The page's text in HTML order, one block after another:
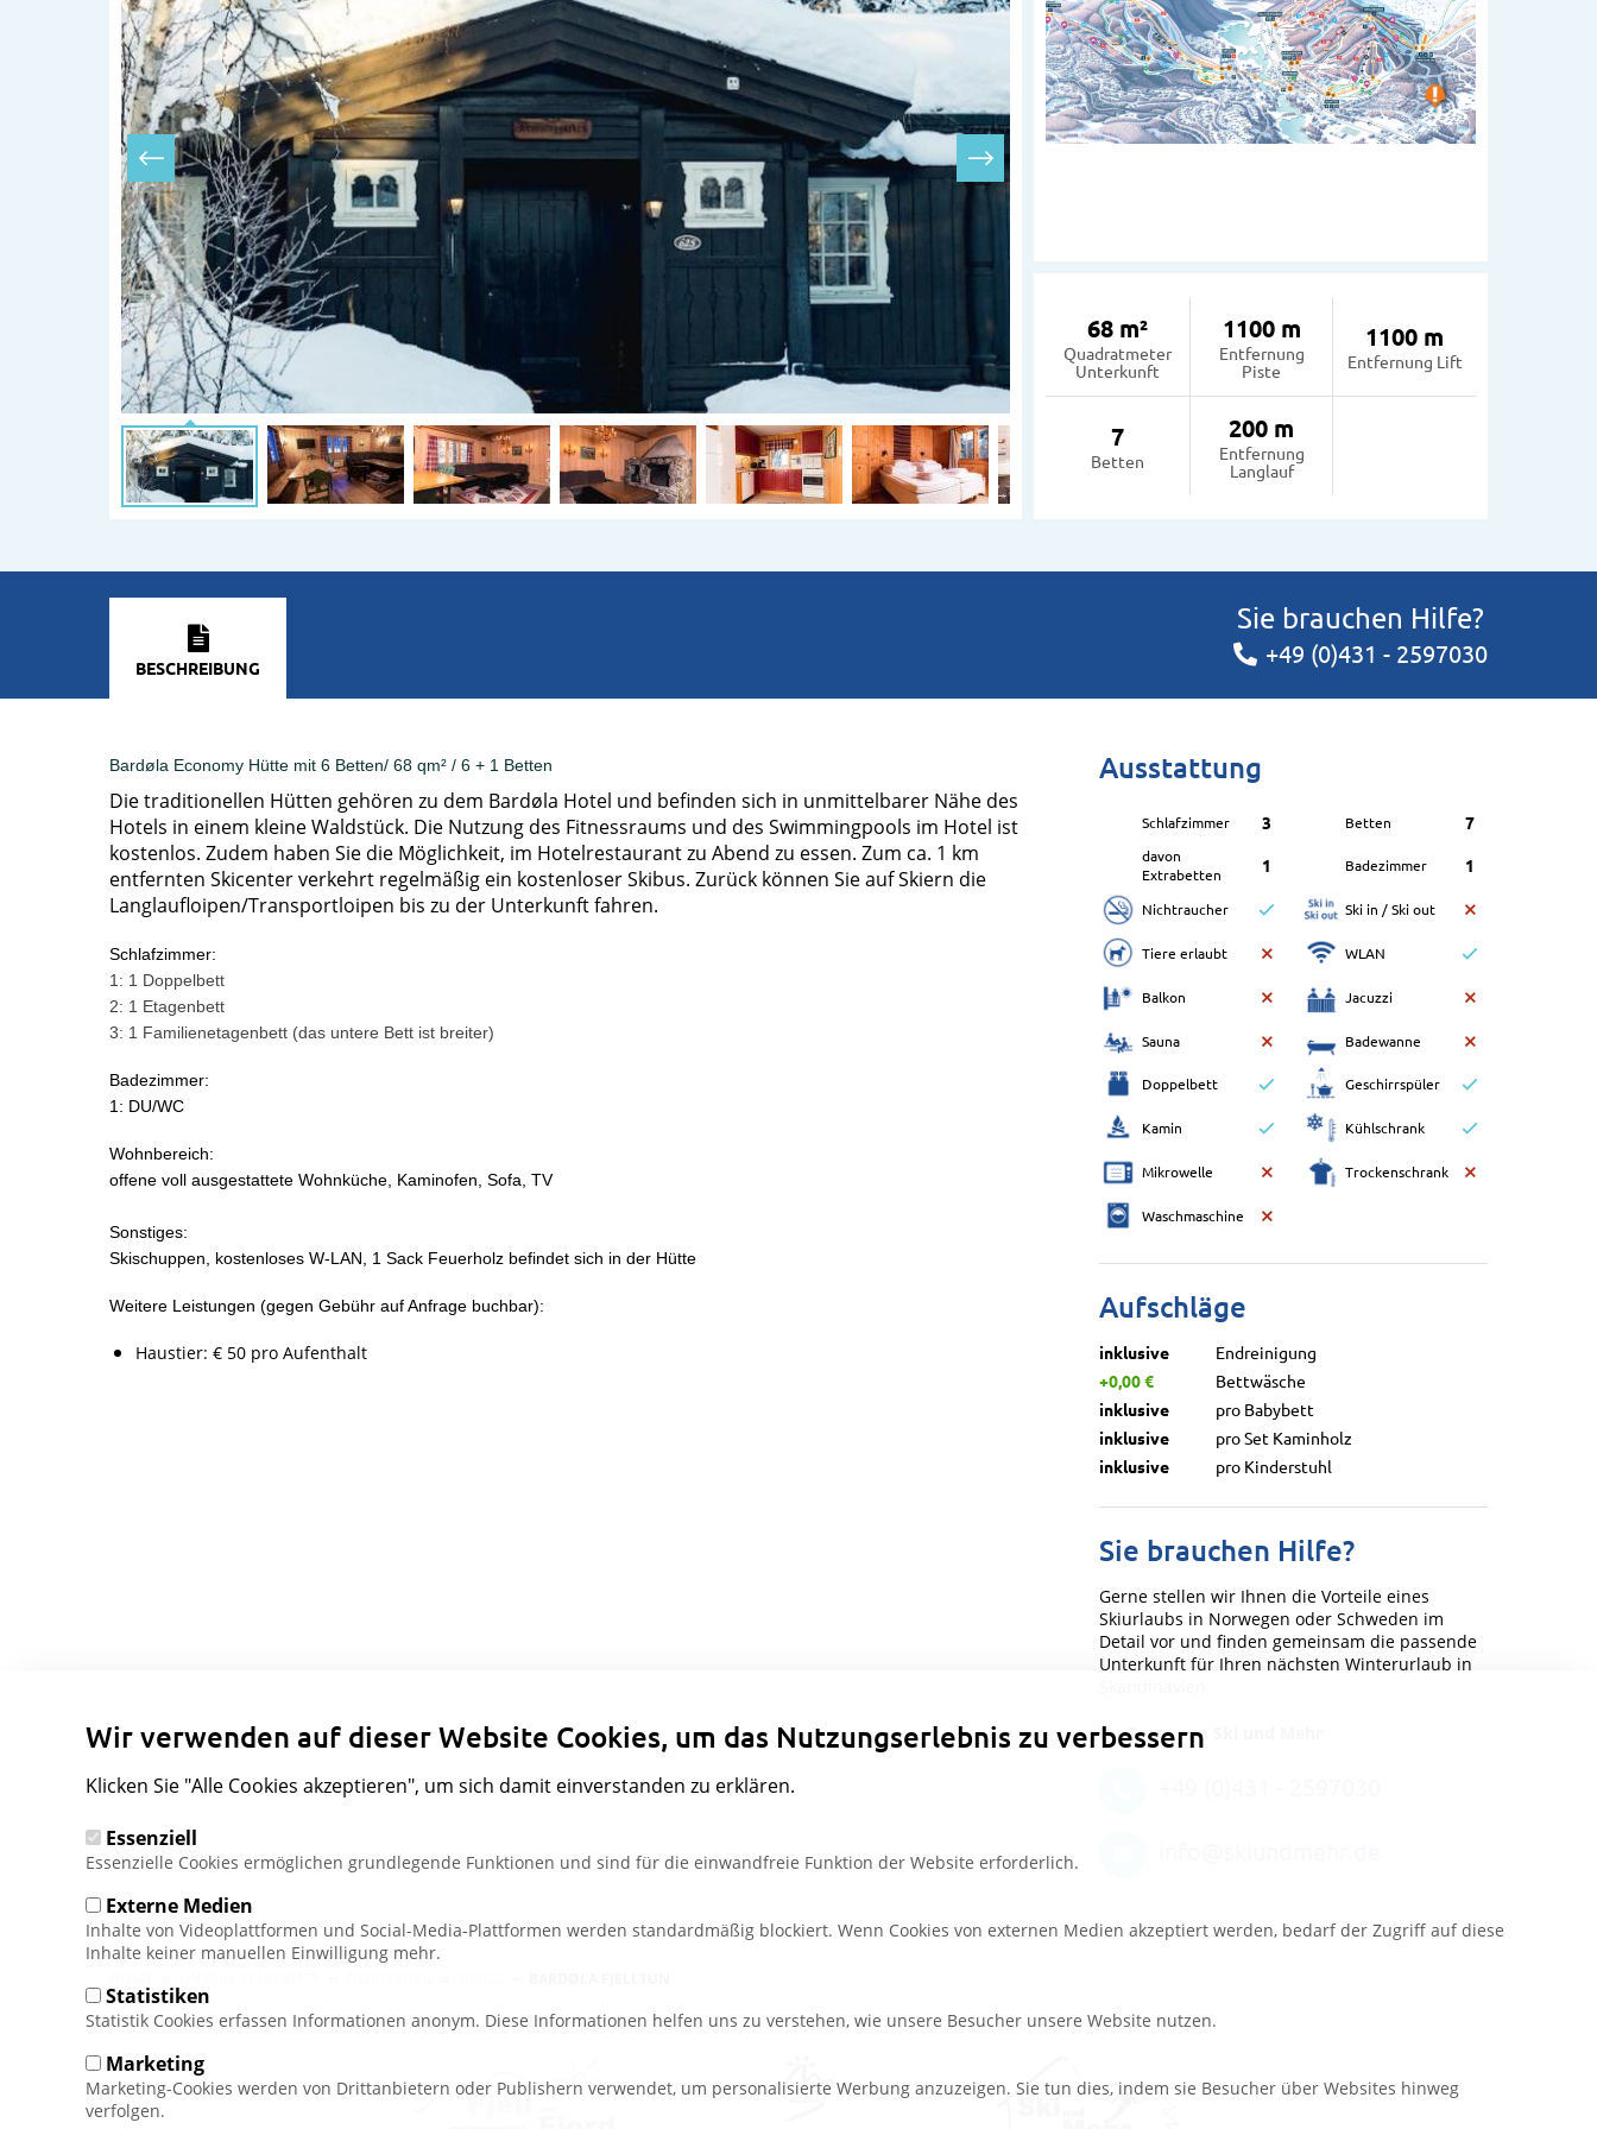
68 m²
Quadratmeter
Unterkunft
1100 m
Entfernung
Piste
1100 m
Entfernung Lift
7
Betten
200 m
Entfernung
Langlauf
BESCHREIBUNG
Sie brauchen Hilfe?
+49 (0)431 - 2597030
Bardøla Economy Hütte mit 6 Betten/ 68 qm² / 6 + 1 Betten
Die traditionellen Hütten gehören zu dem Bardøla Hotel und befinden sich in unmittelbarer Nähe des
Hotels in einem kleine Waldstück. Die Nutzung des Fitnessraums und des Swimmingpools im Hotel ist
kostenlos. Zudem haben Sie die Möglichkeit, im Hotelrestaurant zu Abend zu essen. Zum ca. 1 km
entfernten Skicenter verkehrt regelmäßig ein kostenloser Skibus. Zurück können Sie auf Skiern die
Langlaufloipen/Transportloipen bis zu der Unterkunft fahren.
Schlafzimmer:
1: 1 Doppelbett
2: 1 Etagenbett
3: 1 Familienetagenbett (das untere Bett ist breiter)
Badezimmer:
1: DU/WC
Wohnbereich:
offene voll ausgestattete Wohnküche, Kaminofen, Sofa, TV
Sonstiges:
Skischuppen, kostenloses W-LAN, 1 Sack Feuerholz befindet sich in der Hütte
Weitere Leistungen (gegen Gebühr auf Anfrage buchbar):
Haustier: € 50 pro Aufenthalt
Ausstattung
Schlafzimmer 3 Betten 7
davon
Extrabetten
1 Badezimmer 1
Nichtraucher Ski in / Ski out
Tiere erlaubt WLAN
Balkon Jacuzzi
Sauna Badewanne
Doppelbett Geschirrspüler
Kamin Kühlschrank
Mikrowelle Trockenschrank
Waschmaschine
Aufschläge
inklusive
Endreinigung
+0,00 €
Bettwäsche
inklusive
pro Babybett
inklusive
pro Set Kaminholz
inklusive
pro Kinderstuhl
Sie brauchen Hilfe?
Gerne stellen wir Ihnen die Vorteile eines
Skiurlaubs in Norwegen oder Schweden im
Detail vor und finden gemeinsam die passende
Unterkunft für Ihren nächsten Winterurlaub in
Ihr Team von Ski und Mehr
Pfadnavigation
Wir verwenden auf dieser Website Cookies, um das Nutzungserlebnis zu verbessern
Klicken Sie "Alle Cookies akzeptieren", um sich damit einverstanden zu erklären.
Essenziell
Essenzielle Cookies ermöglichen grundlegende Funktionen und sind für die einwandfreie Funktion der Website erforderlich.
Externe Medien
Inhalte von Videoplattformen und Social-Media-Plattformen werden standardmäßig blockiert. Wenn Cookies von externen Medien akzeptiert werden, bedarf der Zugriff auf diese
Inhalte keiner manuellen Einwilligung mehr.
Statistiken
Statistik Cookies erfassen Informationen anonym. Diese Informationen helfen uns zu verstehen, wie unsere Besucher unsere Website nutzen.
Marketing
Marketing-Cookies werden von Drittanbietern oder Publishern verwendet, um personalisierte Werbung anzuzeigen. Sie tun dies, indem sie Besucher über Websites hinweg
verfolgen.